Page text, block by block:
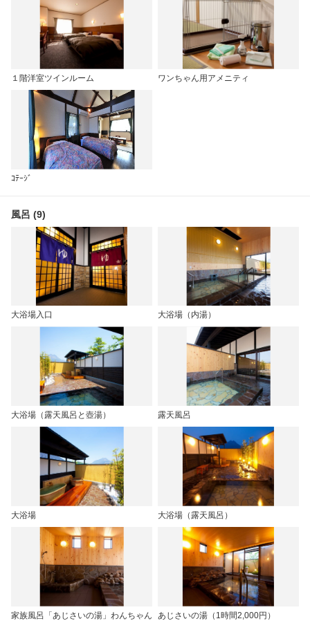
１階洋室ツインルーム ワンちゃん用アメニティ
ｺﾃｰｼﾞ
風呂 (9)
大浴場入口 大浴場（内湯）
大浴場（露天風呂と壺湯） 露天風呂
大浴場 大浴場（露天風呂）
家族風呂「あじさいの湯」わんちゃん
あじさいの湯（1時間2,000円）